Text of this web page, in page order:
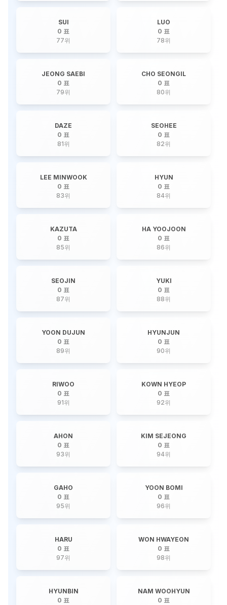
SUI
0 표
77위
LUO
0 표
78위
JEONG SAEBI
0 표
79위
CHO SEONGIL
0 표
80위
DAZE
0 표
81위
SEOHEE
0 표
82위
LEE MINWOOK
0 표
83위
HYUN
0 표
84위
KAZUTA
0 표
85위
HA YOOJOON
0 표
86위
SEOJIN
0 표
87위
YUKI
0 표
88위
YOON DUJUN
0 표
89위
HYUNJUN
0 표
90위
RIWOO
0 표
91위
KOWN HYEOP
0 표
92위
AHON
0 표
93위
KIM SEJEONG
0 표
94위
GAHO
0 표
95위
YOON BOMI
0 표
96위
HARU
0 표
97위
WON HWAYEON
0 표
98위
HYUNBIN
0 표
NAM WOOHYUN
0 표